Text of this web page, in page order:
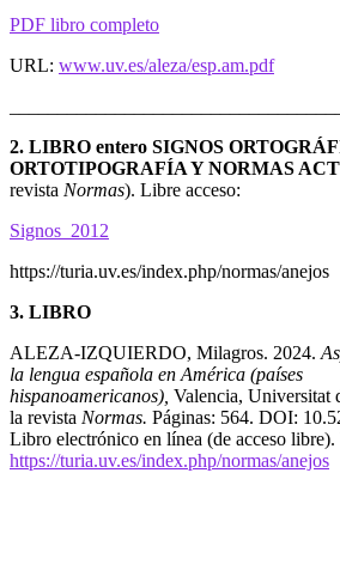
PDF libro completo
URL: www.uv.es/aleza/esp.am.pdf
2. LIBRO entero SIGNOS
ORTOTIPOGRAFÍA Y NORMAS
revista Normas). Libre acceso:
Signos_2012
https://turia.uv.es/index.php/normas/anejos
3. LIBRO
ALEZA-IZQUIERDO, Milagros. 2024.
la lengua española en América (países
hispanoamericanos), Valencia, Universitat
la revista Normas. Páginas: 564. DOI:
Libro electrónico en línea (de acceso
https://turia.uv.es/index.php/normas/anejos